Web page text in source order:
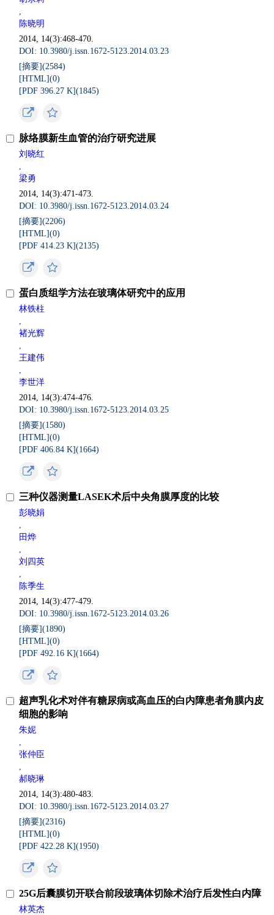
,
陈晓明
2014, 14(3):468-470.
DOI: 10.3980/j.issn.1672-5123.2014.03.23
[摘要](2584)
[HTML](0)
[PDF 396.27 K](1845)
脉络膜新生血管的治疗研究进展
刘晓红
,
梁勇
2014, 14(3):471-473.
DOI: 10.3980/j.issn.1672-5123.2014.03.24
[摘要](2206)
[HTML](0)
[PDF 414.23 K](2135)
蛋白质组学方法在玻璃体研究中的应用
林铁柱
,
褚光辉
,
王建伟
,
李世洋
2014, 14(3):474-476.
DOI: 10.3980/j.issn.1672-5123.2014.03.25
[摘要](1580)
[HTML](0)
[PDF 406.84 K](1664)
三种仪器测量LASEK术后中央角膜厚度的比较
彭晓娟
,
田烨
,
刘四英
,
陈季生
2014, 14(3):477-479.
DOI: 10.3980/j.issn.1672-5123.2014.03.26
[摘要](1890)
[HTML](0)
[PDF 492.16 K](1664)
超声乳化术对伴有糖尿病或高血压的白内障患者角膜内皮
细胞的影响
朱妮
,
张仲臣
,
郝晓琳
2014, 14(3):480-483.
DOI: 10.3980/j.issn.1672-5123.2014.03.27
[摘要](2316)
[HTML](0)
[PDF 422.28 K](1950)
25G后囊膜切开联合前段玻璃体切除术治疗后发性白内障
林英杰